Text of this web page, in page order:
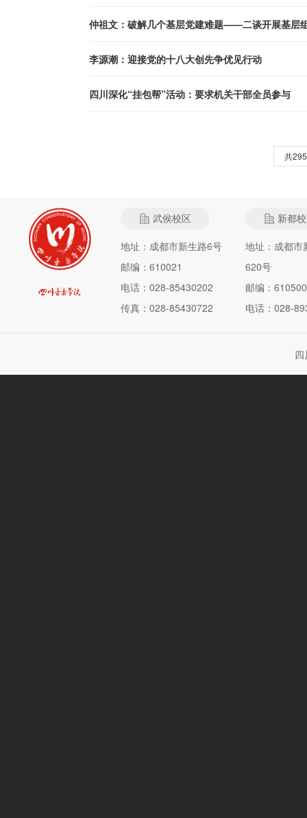
仲祖文：破解几个基层党建难题——二谈开展基层
李源潮：迎接党的十八大创先争优见行动
四川深化“挂包帮”活动：要求机关干部全员参与
共
武侯校区
地址：成都市新生路6号
邮编：610021
电话：028-85430202
传真：028-85430722
新都
地址：成都市
620号
邮编：610500
电话：028-